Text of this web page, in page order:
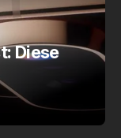
Diese